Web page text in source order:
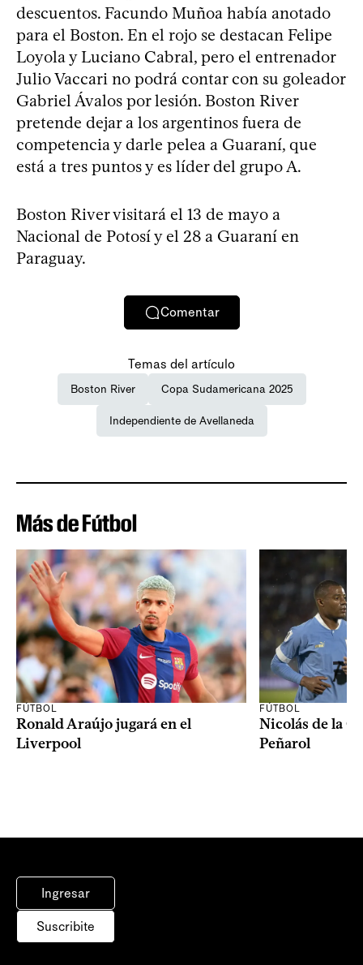
descuentos. Facundo Muñoa había anotado
para el Boston. En el rojo se destacan Felipe
Loyola y Luciano Cabral, pero el entrenador
Julio Vaccari no podrá contar con su goleador
Gabriel Ávalos por lesión. Boston River
pretende dejar a los argentinos fuera de
competencia y darle pelea a Guaraní, que
está a tres puntos y es líder del grupo A.
Boston River visitará el 13 de mayo a
Nacional de Potosí y el 28 a Guaraní en
Paraguay.
Comentar
Temas del artículo
Boston River Copa Sudamericana 2025
Independiente de Avellaneda
Más de Fútbol
FÚTBOL
Ronald Araújo jugará en el
Liverpool
FÚTBOL
Nicolás de la
Peñarol
Ingresar
Suscribite